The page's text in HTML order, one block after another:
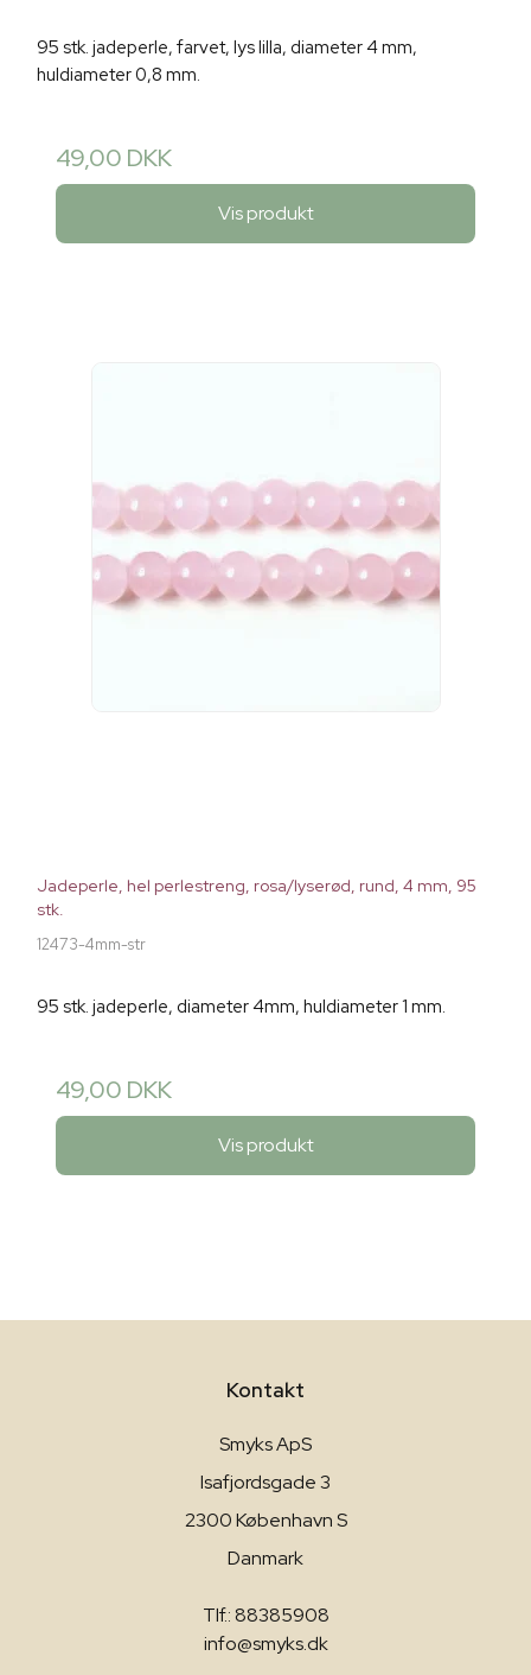
95 stk. jadeperle, farvet, lys lilla, diameter 4 mm,
huldiameter 0,8 mm.
49,00 DKK
Vis produkt
Jadeperle, hel perlestreng, rosa/lyserød, rund, 4 mm, 95
stk.
12473-4mm-str
95 stk. jadeperle, diameter 4mm, huldiameter 1 mm.
49,00 DKK
Vis produkt
Kontakt
Smyks ApS
Isafjordsgade 3
2300 København S
Danmark
Tlf.: 88385908
info@smyks.dk